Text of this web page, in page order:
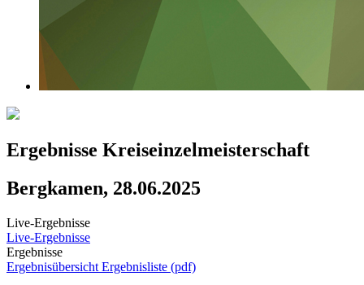
Ergebnisse Kreiseinzelmeisterschaft
Bergkamen, 28.06.2025
Live-Ergebnisse
Live-Ergebnisse
Ergebnisse
Ergebnisübersicht Ergebnisliste (pdf)